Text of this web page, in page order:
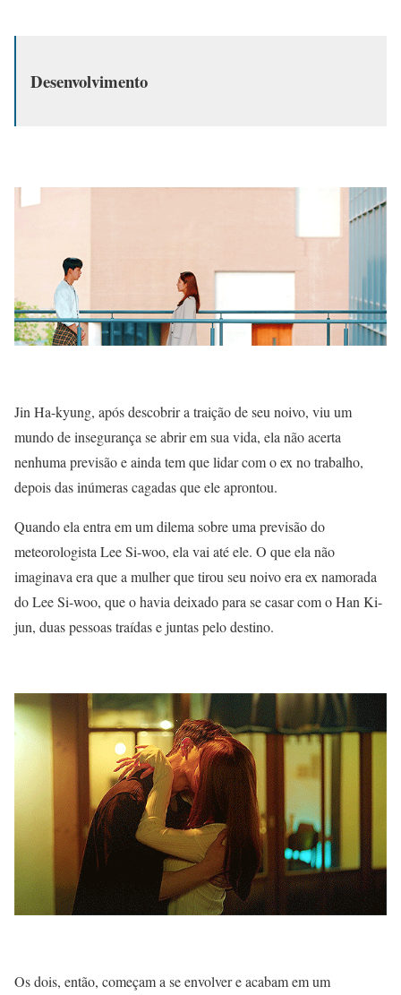
Desenvolvimento
Jin Ha-kyung, após descobrir a traição de seu noivo, viu um
mundo de insegurança se abrir em sua vida, ela não acerta
nenhuma previsão e ainda tem que lidar com o ex no trabalho,
depois das inúmeras cagadas que ele aprontou.
Quando ela entra em um dilema sobre uma previsão do
meteorologista Lee Si-woo, ela vai até ele. O que ela não
imaginava era que a mulher que tirou seu noivo era ex namorada
do Lee Si-woo, que o havia deixado para se casar com o Han Ki-
jun, duas pessoas traídas e juntas pelo destino.
Os dois, então, começam a se envolver e acabam em um